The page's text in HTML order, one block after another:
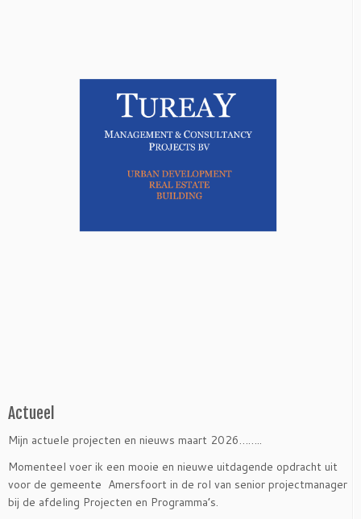
Actueel
Mijn actuele projecten en nieuws maart 2026……..
Momenteel voer ik een mooie en nieuwe uitdagende opdracht uit
voor de gemeente Amersfoort in de rol van senior projectmanager
bij de afdeling Projecten en Programma’s.